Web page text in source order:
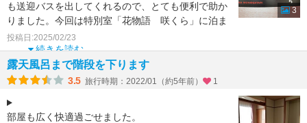
も送迎バスを出してくれるので、とても便利で助か
りました。今回は特別室「花物語 咲くら」に泊ま
りました。キッチ
続きを読む
投稿日:2025/02/23
3
露天風呂まで階段を下ります
3.5 旅行時期：2022/01（約5年前） 1
部屋も広く快適過ごせました。